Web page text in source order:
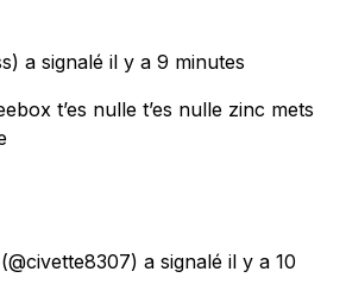
a signalé il y a 9 minutes
t’es nulle t’es nulle zinc mets
(@civette8307) a signalé il y a 10